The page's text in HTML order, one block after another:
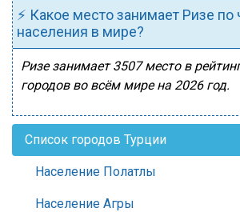
⚡ Какое место занимает Ризе по
населения в мире?
Ризе занимает 3507 место в
городов во всём мире на 2026 год.
Список городов Турции
Население Полатлы
Население Агры